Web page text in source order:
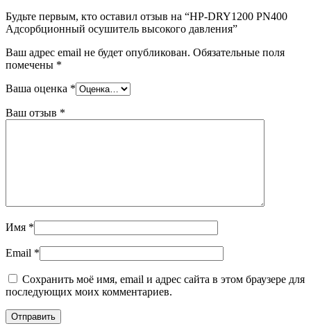
Будьте первым, кто оставил отзыв на “HP-DRY1200 PN400
Адсорбционный осушитель высокого давления”
Ваш адрес email не будет опубликован. Обязательные поля
помечены *
Ваша оценка *
Ваш отзыв *
Имя *
Email *
Сохранить моё имя, email и адрес сайта в этом браузере для
последующих моих комментариев.